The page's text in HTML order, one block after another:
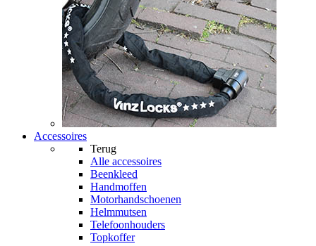
Accessoires
Terug
Alle accessoires
Beenkleed
Handmoffen
Motorhandschoenen
Helmmutsen
Telefoonhouders
Topkoffer